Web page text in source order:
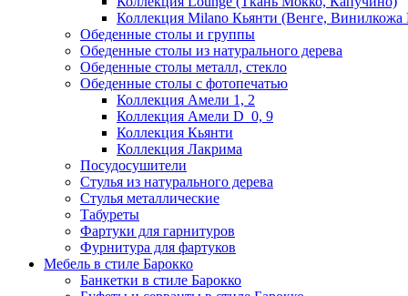
Коллекция Milano Кьянти (Венге, Винилкожа
Обеденные столы и группы
Обеденные столы из натурального дерева
Обеденные столы металл, стекло
Обеденные столы с фотопечатью
Коллекция Амели 1, 2
Коллекция Амели D_0, 9
Коллекция Кьянти
Коллекция Лакрима
Посудосушители
Стулья из натурального дерева
Стулья металлические
Табуреты
Фартуки для гарнитуров
Фурнитура для фартуков
Мебель в стиле Барокко
Банкетки в стиле Барокко